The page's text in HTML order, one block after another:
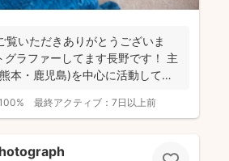
覧いただきありがとうございま
ラファーしてます長野です！ 主
本・鹿児島)を中心に活動してお
最終アクティブ： 7日以上前